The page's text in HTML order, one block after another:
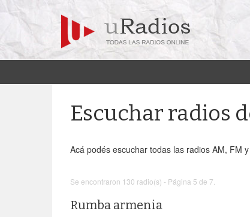
Escuchar radios
Acá podés escuchar todas las radios AM, FM
Se encontraron 130 radio(s) - Página 5 de 7.
Rumba armenia